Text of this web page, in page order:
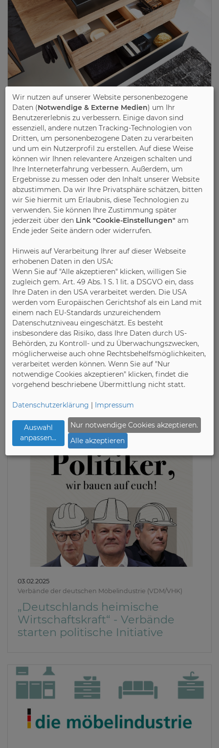
12.02.2025
Initiative Pro Massivholz (IPM)
Massivholzmöbel sorgen für ein
gesundes Raumklima
11.02.2025
Verbände der deutschen Möbelindustrie (VDM/VHK)
Holz- und Möbelverbände
Nordrhein-Westfalen
kooperieren mit der Firma
Elektra aus Enger
03.02.2025
Verbände der deutschen Möbelindustrie (VDM/VHK)
„Deutschlands heimische
Wirtschaftskraft“ - Verbände
starten politische Initiative
Wir nutzen auf unserer Website personenbezogene
Daten (Notwendige & Externe Medien) um Ihr
Benutzererlebnis zu verbessern. Einige davon sind
essenziell, andere nutzen Tracking-Technologien von
Dritten, um personenbezogene Daten zu verarbeiten
und um ein Nutzerprofil zu erstellen. Auf diese Weise
können wir Ihnen relevantere Anzeigen schalten und
Ihre Interneterfahrung verbessern. Außerdem, um
Ergebnisse zu messen oder den Inhalt unserer Website
abzustimmen. Da wir Ihre Privatsphäre schätzen, bitten
wir Sie hiermit um Erlaubnis, diese Technologien zu
verwenden. Sie können Ihre Zustimmung später
jederzeit über den Link "Cookie-Einstellungen" am
Ende jeder Seite ändern oder widerrufen.
Hinweis auf Verarbeitung Ihrer auf dieser Webseite
erhobenen Daten in den USA:
Wenn Sie auf "Alle akzeptieren" klicken, willigen Sie
zugleich gem. Art. 49 Abs. 1 S. 1 lit. a DSGVO ein, dass
Ihre Daten in den USA verarbeitet werden. Die USA
werden vom Europäischen Gerichtshof als ein Land mit
einem nach EU-Standards unzureichendem
Datenschutzniveau eingeschätzt. Es besteht
insbesondere das Risiko, dass Ihre Daten durch US-
Behörden, zu Kontroll- und zu Überwachungszwecken,
möglicherweise auch ohne Rechtsbehelfsmöglichkeiten,
verarbeitet werden können. Wenn Sie auf "Nur
notwendige Cookies akzeptieren" klicken, findet die
vorgehend beschriebene Übermittlung nicht statt.
Datenschutzerklärung | Impressum
Auswahl
anpassen...
Nur notwendige Cookies akzeptieren.
Alle akzeptieren